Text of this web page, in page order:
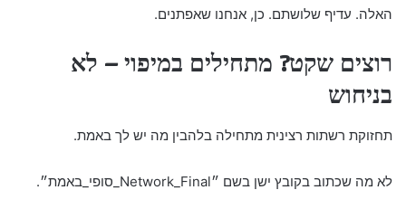
האלה. עדיף שלושתם. כן, אנחנו שאפתנים.
רוצים שקט? מתחילים במיפוי – לא
בניחוש
תחזוקת רשתות רצינית מתחילה בלהבין מה יש לך באמת.
לא מה שכתוב בקובץ ישן בשם ״Network_Final_סופי_באמת״.